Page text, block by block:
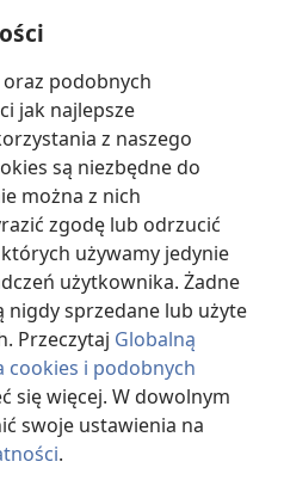
podobnych
jak najlepsze
z naszego
są niezbędne do
można z nich
zgodę lub odrzucić
używamy jedynie
użytkownika. Żadne
nigdy sprzedane lub użyte
Przeczytaj Globalną
cookies i podobnych
się więcej. W dowolnym
swoje ustawienia na
.
Strażnicy
and Tract Society of Pennsylvania.
PRYWATNOŚCI